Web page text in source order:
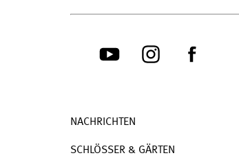
NACHRICHTEN
SCHLÖSSER & GÄRTEN